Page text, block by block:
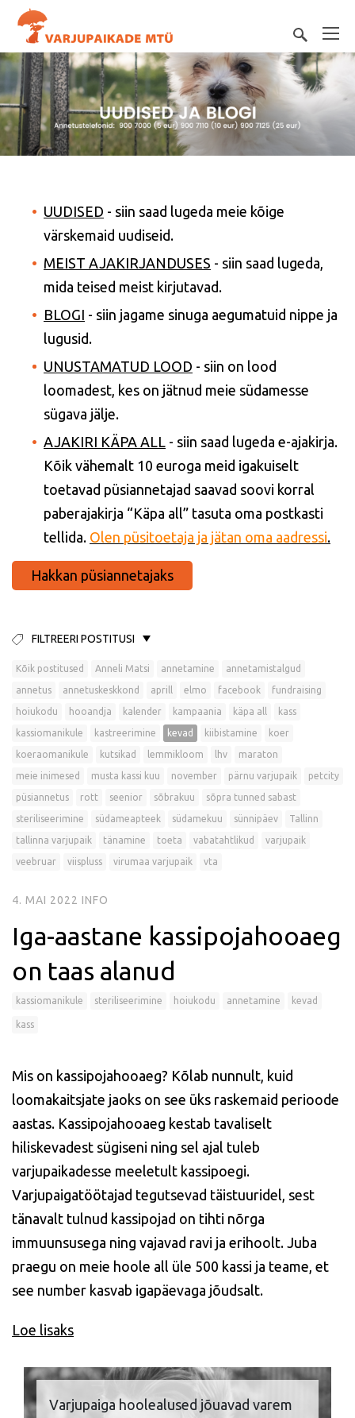
UUDISED - siin saad lugeda meie kõige
värskemaid uudiseid.
MEIST AJAKIRJANDUSES - siin saad lugeda,
mida teised meist kirjutavad.
BLOGI - siin jagame sinuga aegumatuid nippe ja
lugusid.
UNUSTAMATUD LOOD - siin on lood
loomadest, kes on jätnud meie südamesse
sügava jälje.
AJAKIRI KÄPA ALL - siin saad lugeda e-ajakirja.
Kõik vähemalt 10 euroga meid igakuiselt
toetavad püsiannetajad saavad soovi korral
paberajakirja “Käpa all” tasuta oma postkasti
tellida. Olen püsitoetaja ja jätan oma aadressi.
Hakkan püsiannetajaks
FILTREERI POSTITUSI
Kõik postitused Anneli Matsi annetamine annetamistalgud
annetus annetuskeskkond aprill elmo facebook fundraising
hoiukodu hooandja kalender kampaania käpa all kass
kassiomanikule kastreerimine kevad kiibistamine koer
koeraomanikule kutsikad lemmikloom lhv maraton
meie inimesed musta kassi kuu november pärnu varjupaik petcity
püsiannetus rott seenior sõbrakuu sõpra tunned sabast
steriliseerimine südameapteek südamekuu sünnipäev Tallinn
tallinna varjupaik tänamine toeta vabatahtlikud varjupaik
veebruar viispluss virumaa varjupaik vta
4. MAI 2022 INFO
Iga-aastane kassipojahooaeg
on taas alanud
kassiomanikule steriliseerimine hoiukodu annetamine kevad
kass
Mis on kassipojahooaeg? Kõlab nunnult, kuid
loomakaitsjate jaoks on see üks raskemaid perioode
aastas. Kassipojahooaeg kestab tavaliselt
hiliskevadest sügiseni ning sel ajal tuleb
varjupaikadesse meeletult kassipoegi.
Varjupaigatöötajad tegutsevad täistuuridel, sest
tänavalt tulnud kassipojad on tihti nõrga
immuunsusega ning vajavad ravi ja erihoolt. Juba
praegu on meie hoole all üle 500 kassi ja teame, et
see number kasvab igapäevaga jõudsalt.
Loe lisaks
Varjupaiga hoolealused jõuavad varem